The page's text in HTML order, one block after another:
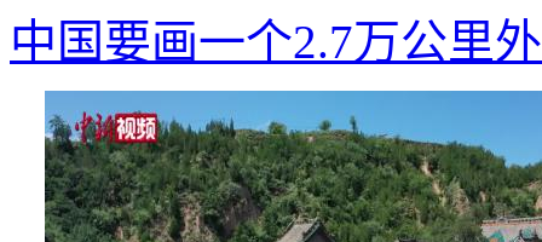
中国要画一个2.7万公里